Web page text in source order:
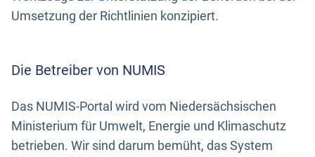
Umsetzung der Richtlinien konzipiert.
Die Betreiber von NUMIS
Das NUMIS-Portal wird vom Niedersächsischen
Ministerium für Umwelt, Energie und Klimaschutz
betrieben. Wir sind darum bemüht, das System